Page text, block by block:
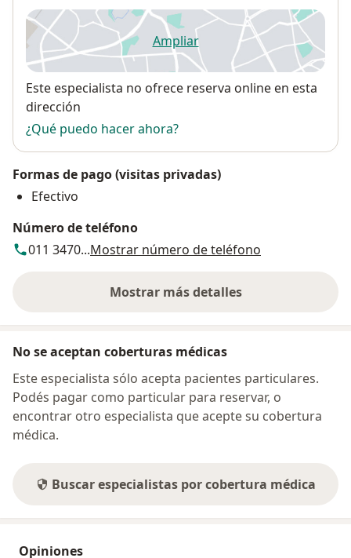
Ampliarse abre en una nueva
Disponibilidad
Este especialista no ofrece reserva online en esta
dirección
¿Qué puedo hacer ahora?
Formas de pago (visitas privadas)
Efectivo
Número de teléfono
011 3470...Mostrar número de teléfono
Mostrar más detalles
sobre la dirección
No se aceptan coberturas médicas
Este especialista sólo acepta pacientes particulares.
Podés pagar como particular para reservar, o
encontrar otro especialista que acepte su cobertura
médica.
Buscar especialistas por cobertura médica
Opiniones